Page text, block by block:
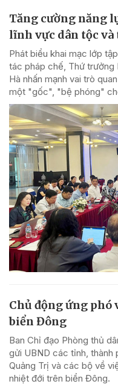
Tăng cường năng
lĩnh vực dân tộc và
Phát biểu khai mạc lớp
tác pháp chế, Thứ trưởng
Hà nhấn mạnh vai trò
một "gốc", "bệ phóng"
Chủ động ứng
biển Đông
Ban Chỉ đạo Phòng thủ
gửi UBND các tỉnh, thành
Quảng Trị và các bộ về
nhiệt đới trên biển Đông.